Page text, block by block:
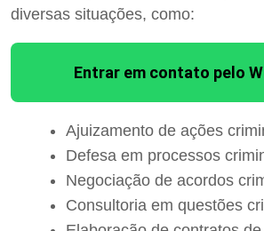
diversas situações, como:
Entrar em contato pelo
Ajuizamento de ações
Defesa em processos
Negociação de acordos
Consultoria em questões